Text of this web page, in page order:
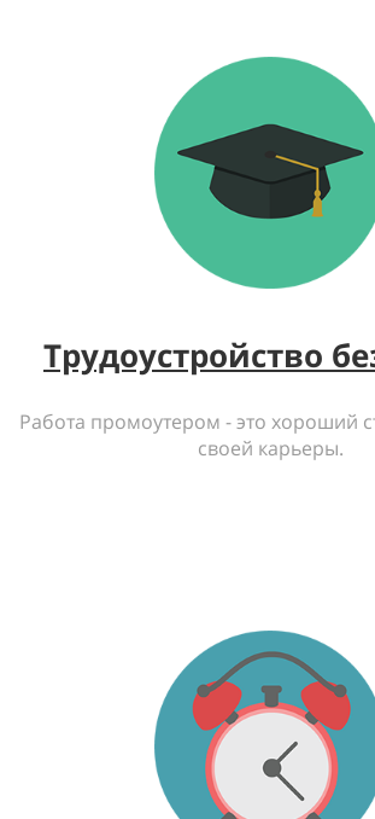
Трудоустройство
Работа промоутером - это хороший
своей карьеры.